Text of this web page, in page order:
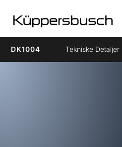
DK1004 Tekniske Detaljer